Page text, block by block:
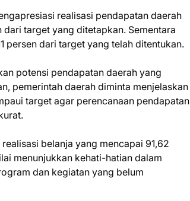
realisasi pendapatan daerah
target yang ditetapkan. Sementara
persen dari target yang telah ditentukan.
potensi pendapatan daerah yang
pemerintah daerah diminta menjelaskan
target agar perencanaan pendapatan
belanja yang mencapai 91,62
menunjukkan kehati-hatian dalam
dan kegiatan yang belum